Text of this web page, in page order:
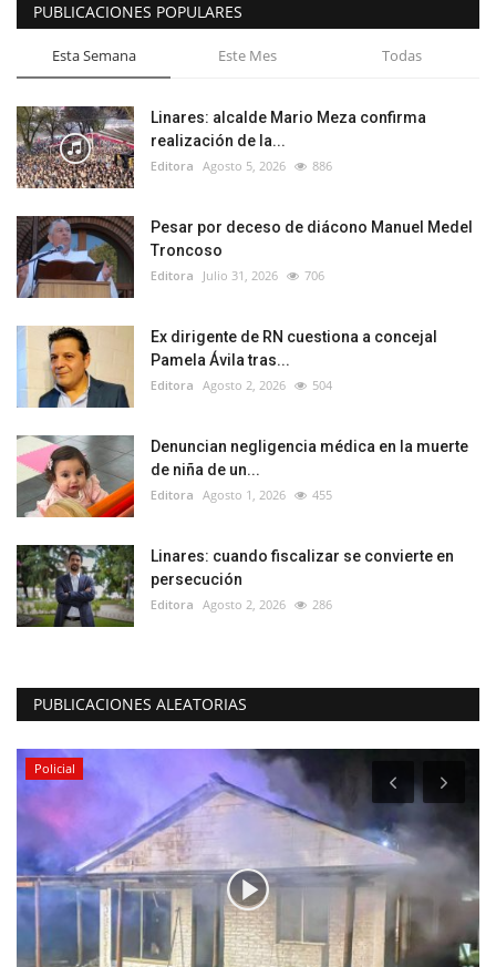
PUBLICACIONES POPULARES
Esta Semana Este Mes Todas
Linares: alcalde Mario Meza confirma
realización de la...
Editora Agosto 5, 2026 886
Pesar por deceso de diácono Manuel Medel
Troncoso
Editora Julio 31, 2026 706
Ex dirigente de RN cuestiona a concejal
Pamela Ávila tras...
Editora Agosto 2, 2026 504
Denuncian negligencia médica en la muerte
de niña de un...
Editora Agosto 1, 2026 455
Linares: cuando fiscalizar se convierte en
persecución
Editora Agosto 2, 2026 286
PUBLICACIONES ALEATORIAS
Policial